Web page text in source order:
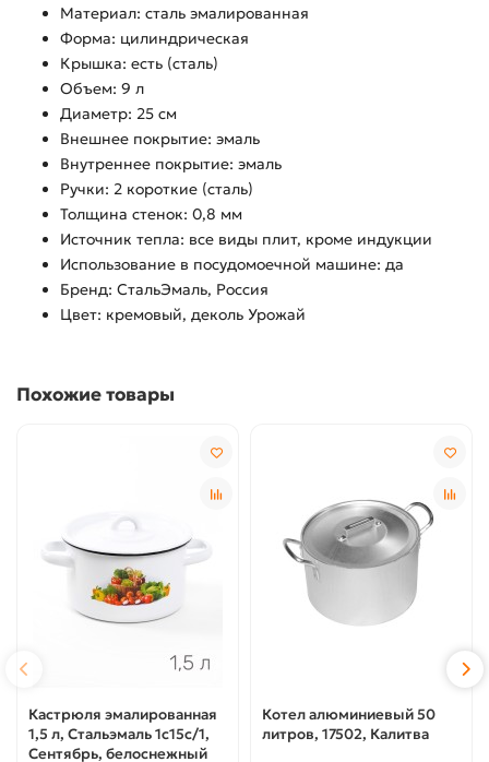
Материал: сталь эмалированная
Форма: цилиндрическая
Крышка: есть (сталь)
Объем: 9 л
Диаметр: 25 см
Внешнее покрытие: эмаль
Внутреннее покрытие: эмаль
Ручки: 2 короткие (сталь)
Толщина стенок: 0,8 мм
Источник тепла: все виды плит, кроме индукции
Использование в посудомоечной машине: да
Бренд: СтальЭмаль, Россия
Цвет: кремовый, деколь Урожай
Похожие товары
Кастрюля эмалированная
1,5 л, Стальэмаль 1с15с/1,
Сентябрь, белоснежный
Котел алюминиевый 50
литров, 17502, Калитва